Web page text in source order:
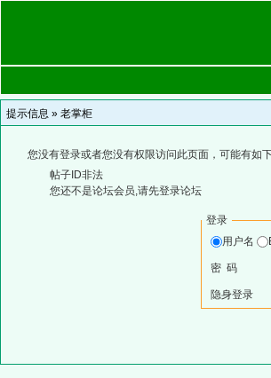
提示信息 » 老掌柜
您没有登录或者您没有权限访问此页面，可能有如
帖子ID非法
您还不是论坛会员,请先登录论坛
登录
用户名
密 码
隐身登录